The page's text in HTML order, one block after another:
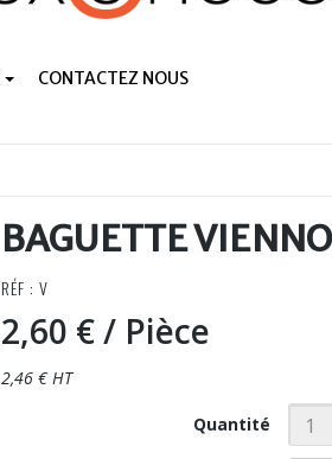
CONTACTEZ NOUS
BAGUETTE
RÉF : V
2,60 €/ Pièce
2,46 € HT
Quantité